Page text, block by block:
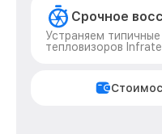
Срочное
Устраняем
тепловизоров